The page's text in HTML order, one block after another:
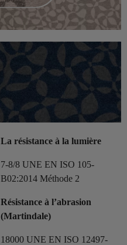
La résistance à la lumière
7-8/8 UNE EN ISO 105-
B02:2014 Méthode 2
Résistance à l’abrasion
(Martindale)
18000 UNE EN ISO 12497-